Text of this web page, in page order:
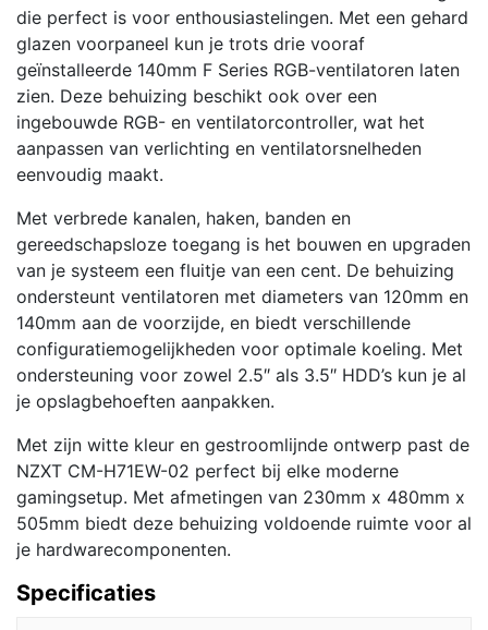
die perfect is voor enthousiastelingen. Met een gehard
glazen voorpaneel kun je trots drie vooraf
geïnstalleerde 140mm F Series RGB-ventilatoren laten
zien. Deze behuizing beschikt ook over een
ingebouwde RGB- en ventilatorcontroller, wat het
aanpassen van verlichting en ventilatorsnelheden
eenvoudig maakt.
Met verbrede kanalen, haken, banden en
gereedschapsloze toegang is het bouwen en upgraden
van je systeem een fluitje van een cent. De behuizing
ondersteunt ventilatoren met diameters van 120mm en
140mm aan de voorzijde, en biedt verschillende
configuratiemogelijkheden voor optimale koeling. Met
ondersteuning voor zowel 2.5″ als 3.5″ HDD’s kun je al
je opslagbehoeften aanpakken.
Met zijn witte kleur en gestroomlijnde ontwerp past de
NZXT CM-H71EW-02 perfect bij elke moderne
gamingsetup. Met afmetingen van 230mm x 480mm x
505mm biedt deze behuizing voldoende ruimte voor al
je hardwarecomponenten.
Specificaties